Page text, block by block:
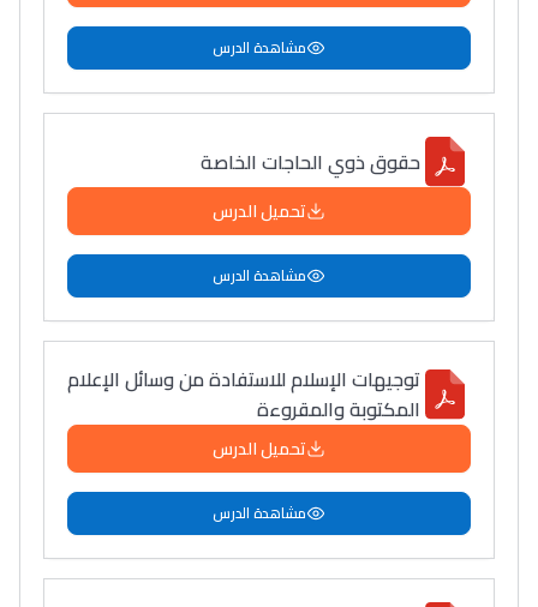
مشاهدة الدرس
حقوق ذوي الحاجات الخاصة
تحميل الدرس
مشاهدة الدرس
توجيهات الإسلام للاستفادة من وسائل الإعلام
المكتوبة والمقروءة
تحميل الدرس
مشاهدة الدرس